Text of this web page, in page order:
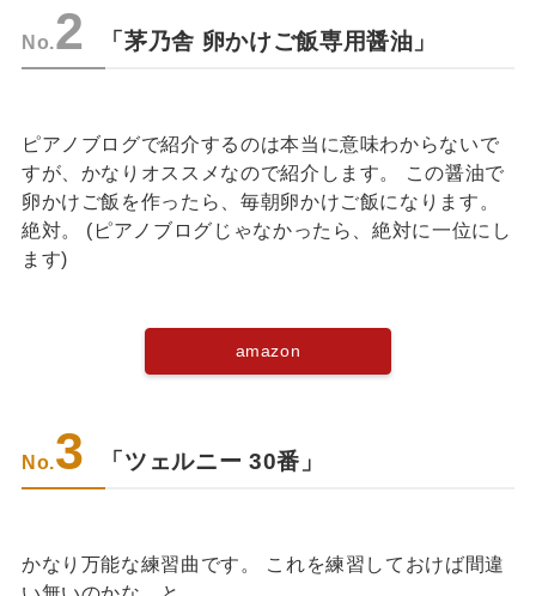
No.2 「茅乃舎 卵かけご飯専用醤油」
ピアノブログで紹介するのは本当に意味わからないで
すが、かなりオススメなので紹介します。 この醤油で
卵かけご飯を作ったら、毎朝卵かけご飯になります。
絶対。 (ピアノブログじゃなかったら、絶対に一位にし
ます)
amazon
No.3 「ツェルニー 30番」
かなり万能な練習曲です。 これを練習しておけば間違